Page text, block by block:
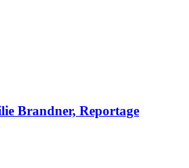
Brandner, Reportage